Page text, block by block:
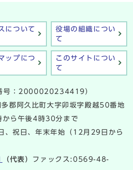
について
役場の組織につい
て
ップにつ
このサイトについ
て
号：2000020234419）
郡阿久比町大字卯坂字殿越50番地
から午後4時30分まで
、祝日、年末年始（12月29日から
（代表） ファックス:0569-48-